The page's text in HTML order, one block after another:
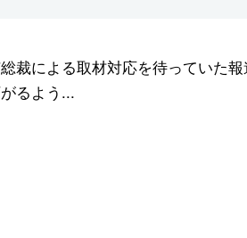
裁による取材対応を待っていた
るよう...